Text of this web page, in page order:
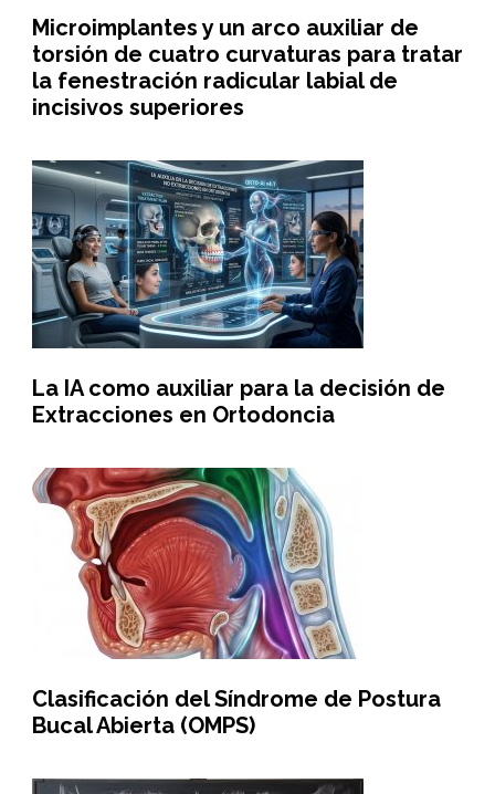
Microimplantes y un arco auxiliar de
torsión de cuatro curvaturas para tratar
la fenestración radicular labial de
incisivos superiores
La IA como auxiliar para la decisión de
Extracciones en Ortodoncia
Clasificación del Síndrome de Postura
Bucal Abierta (OMPS)